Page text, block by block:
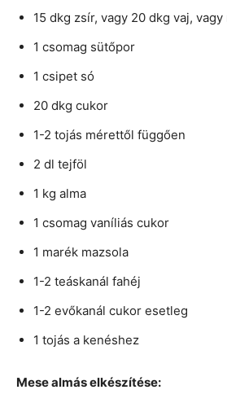
15 dkg zsír, vagy 20 dkg vaj, vagy
1 csomag sütőpor
1 csipet só
20 dkg cukor
1-2 tojás mérettől függően
2 dl tejföl
1 kg alma
1 csomag vaníliás cukor
1 marék mazsola
1-2 teáskanál fahéj
1-2 evőkanál cukor esetleg
1 tojás a kenéshez
Mese almás elkészítése: